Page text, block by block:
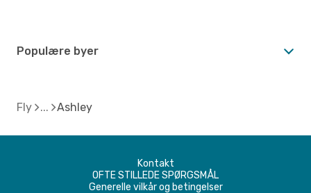
Populære byer
Fly Ashley
Kontakt
OFTE STILLEDE SPØRGSMÅL
Generelle vilkår og betingelser